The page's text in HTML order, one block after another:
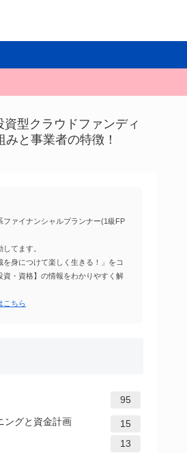
ファイナンシャルプランナー(1級FP
てます。
を身につけて楽しく生きる！」をコ
資・資格】の情報をわかりやすく解
こちら
95
ングと資金計画
15
13